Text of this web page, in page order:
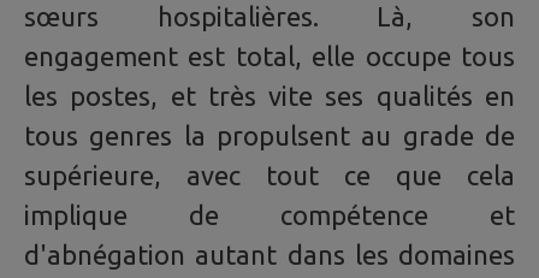
sœurs hospitalières. Là, son
engagement est total, elle occupe tous
les postes, et très vite ses qualités en
tous genres la propulsent au grade de
supérieure, avec tout ce que cela
implique de compétence et
d'abnégation autant dans les domaines